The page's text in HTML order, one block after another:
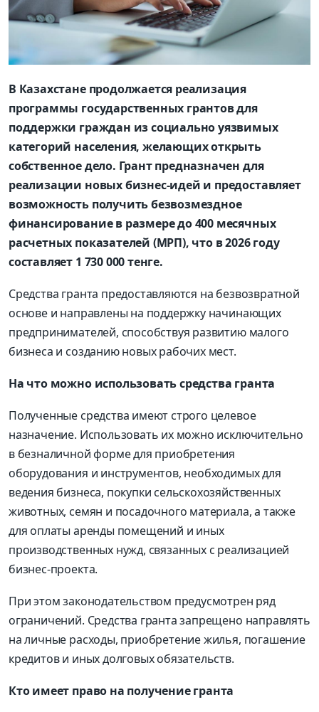
В Казахстане продолжается реализация
программы государственных грантов для
поддержки граждан из социально уязвимых
категорий населения, желающих открыть
собственное дело. Грант предназначен для
реализации новых бизнес-идей и предоставляет
возможность получить безвозмездное
финансирование в размере до 400 месячных
расчетных показателей (МРП), что в 2026 году
составляет 1 730 000 тенге.
Средства гранта предоставляются на безвозвратной
основе и направлены на поддержку начинающих
предпринимателей, способствуя развитию малого
бизнеса и созданию новых рабочих мест.
На что можно использовать средства гранта
Полученные средства имеют строго целевое
назначение. Использовать их можно исключительно
в безналичной форме для приобретения
оборудования и инструментов, необходимых для
ведения бизнеса, покупки сельскохозяйственных
животных, семян и посадочного материала, а также
для оплаты аренды помещений и иных
производственных нужд, связанных с реализацией
бизнес-проекта.
При этом законодательством предусмотрен ряд
ограничений. Средства гранта запрещено направлять
на личные расходы, приобретение жилья, погашение
кредитов и иных долговых обязательств.
Кто имеет право на получение гранта